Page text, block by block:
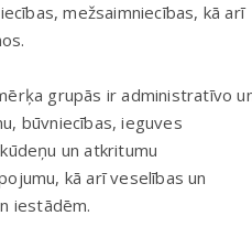
mežsaimniecības, kā arī
grupās ir administratīvo
būvniecības, ieguves
un atkritumu
kā arī veselības un
iestādēm.